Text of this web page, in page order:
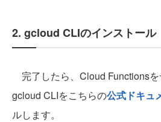
2. gcloud CLIのインストール
完了したら、Cloud Functions
gcloud CLIをこちらの公式ドキュ
ルします。